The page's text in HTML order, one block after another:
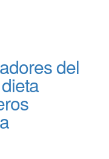
del